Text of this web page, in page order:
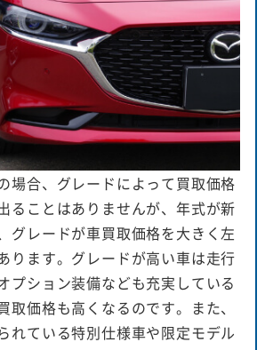
場合、グレードによって買取価格
ることはありませんが、年式が新
グレードが車買取価格を大きく左
ります。グレードが高い車は走行
プション装備なども充実している
取価格も高くなるのです。また、
れている特別仕様車や限定モデル